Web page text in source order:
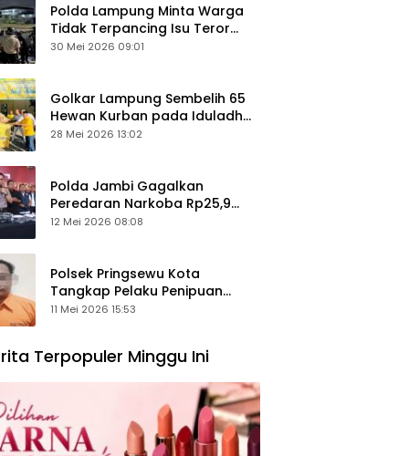
Polda Lampung Minta Warga
Tidak Terpancing Isu Teror
Pocong Palsu, Patroli
30 Mei 2026 09:01
Golkar Lampung Sembelih 65
Hewan Kurban pada Iduladha
1447 Hijriah
28 Mei 2026 13:02
Polda Jambi Gagalkan
Peredaran Narkoba Rp25,9
Miliar, Empat Tersangka
12 Mei 2026 08:08
Polsek Pringsewu Kota
Tangkap Pelaku Penipuan
Mobil, Sempat Kabur ke Jambi
11 Mei 2026 15:53
Terpopuler Minggu Ini